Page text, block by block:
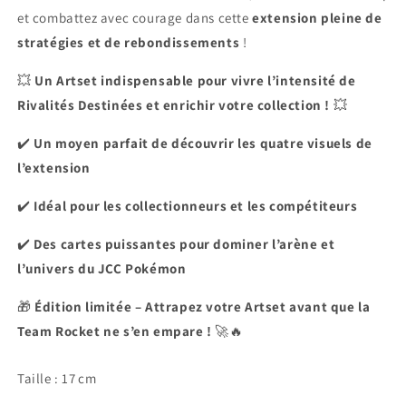
et combattez avec courage dans cetteextension pleine de
stratégies et de rebondissements !
💥 Un Artset indispensable pour vivre l’intensité de
Rivalités Destinées et enrichir votre collection ! 💥
✔️ Un moyen parfait de découvrir les quatre visuels de
l’extension
✔️ Idéal pour les collectionneurs et les compétiteurs
✔️ Des cartes puissantes pour dominer l’arène et
l’univers du JCC Pokémon
🎁 Édition limitée – Attrapez votre Artset avant que la
Team Rocket ne s’en empare ! 🚀🔥
Taille :17cm